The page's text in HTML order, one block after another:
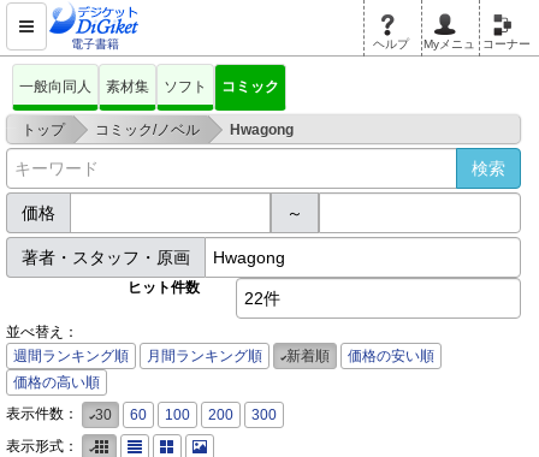
電子書籍 ヘルプ Myメニュ コーナー
一般向同人 素材集 ソフト コミック
トップ > コミック/ノベル > Hwagong
価格 ～
著者・スタッフ・原画
ヒット件数
22件
並べ替え：
週間ランキング順
月間ランキング順 新着順
価格の安い順
価格の高い順
表示件数：
30 60 100 200
300
表示形式：